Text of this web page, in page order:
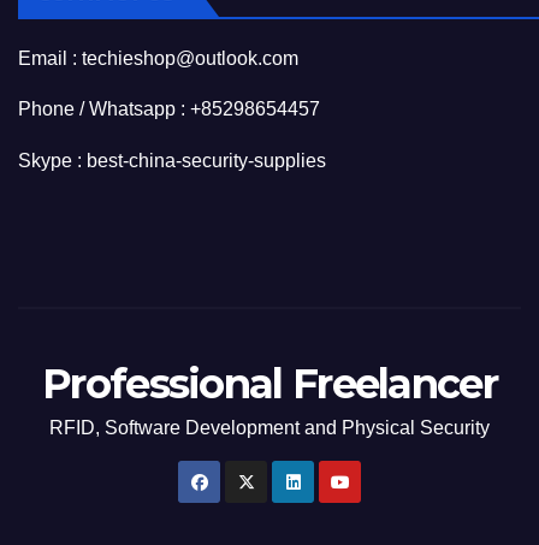
Email : techieshop@outlook.com
Phone / Whatsapp : +85298654457
Skype : best-china-security-supplies
Professional Freelancer
RFID, Software Development and Physical Security